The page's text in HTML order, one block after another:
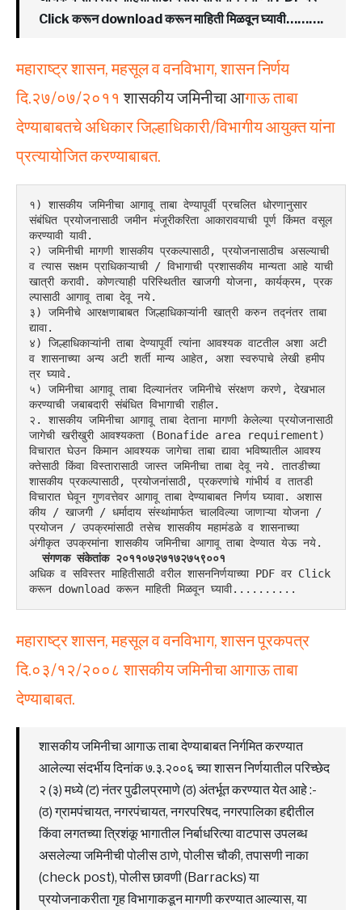
Click करून download करून माहिती मिळवून घ्यावी……….
महाराष्ट्र शासन, महसूल व वनविभाग, शासन निर्णय
दि.२७/०७/२०११ शासकीय जमिनीचा आगाऊ ताबा
देण्याबाबतचे अधिकार जिल्हाधिकारी/विभागीय आयुक्त यांना
प्रत्यायोजित करण्याबाबत.
१) शासकीय जमिनीचा आगावू ताबा देण्यापूर्वी प्रचलित धोरणानुसार
संबंधित प्रयोजनासाठी जमीन मंजूरीकरिता आकारावयाची पूर्ण किंमत वसूल
करण्यावी यावी.
२) जमिनीची मागणी शासकीय प्रकल्पासाठी, प्रयोजनासाठीच असल्याची
व त्यास सक्षम प्राधिकाऱ्याची / विभागाची प्रशासकीय मान्यता आहे याची
खात्री करावी. कोणत्याही परिस्थितीत खाजगी योजना, कार्यक्रम, प्रक
ल्पासाठी आगावू ताबा देवू नये.
३) जमिनीचे आरक्षणाबाबत जिल्हाधिकाऱ्यांनी खात्री करुन तद्नंतर ताबा
द्यावा.
४) जिल्हाधिकाऱ्यांनी ताबा देण्यापूर्वी त्यांना आवश्यक वाटतील अशा अटी
व शासनाच्या अन्य अटी शर्ती मान्य आहेत, अशा स्वरुपाचे लेखी हमीप
त्र घ्यावे.
५) जमिनीचा आगावू ताबा दिल्यानंतर जमिनीचे संरक्षण करणे, देखभाल
करण्याची जबाबदारी संबंधित विभागाची राहील.
२. शासकीय जमिनीचा आगावू ताबा देताना मागणी केलेल्या प्रयोजनासाठी
जागेची खरीखुरी आवश्यकता (Bonafide area requirement)
विचारात घेउन किमान आवश्यक जागेचा ताबा द्यावा भविष्यातील आवश्य
क्तेसाठी किंवा विस्तारासाठी जास्त जमिनीचा ताबा देवू नये. तातडीच्या
शासकीय प्रकल्पासाठी, प्रयोजनांसाठी, प्रकरणांचे गांभीर्य व तातडी
विचारात घेवून गुणवत्तेवर आगावू ताबा देण्याबाबत निर्णय घ्यावा. अशास
कीय / खाजगी / धर्मादाय संस्थांमार्फत चालविल्या जाणाऱ्या योजना /
प्रयोजन / उपक्रमांसाठी तसेच शासकीय महामंडळे व शासनाच्या
अंगीकृत उपक्रमांना शासकीय जमिनीचा आगावू ताबा देण्यात येऊ नये.
  संगणक संकेतांक २०११०७२७१७२७५९००१
अधिक व सविस्तर माहितीसाठी वरील शासननिर्णयाच्या PDF वर Click
करून download करून माहिती मिळवून घ्यावी..........
महाराष्ट्र शासन, महसूल व वनविभाग, शासन पूरकपत्र
दि.०३/१२/२००८ शासकीय जमिनीचा आगाऊ ताबा
देण्याबाबत.
शासकीय जमिनीचा आगाऊ ताबा देण्याबाबत निर्गमित करण्यात
आलेल्या संदर्भीय दिनांक ७.३.२००६ च्या शासन निर्णयातील परिच्छेद
२ (३) मध्ये (ट) नंतर पुढीलप्रमाणे (ठ) अंतर्भूत करण्यात येत आहे :-
(ठ) ग्रामपंचायत, नगरपंचायत, नगरपरिषद, नगरपालिका हद्दीतील
किंवा लगतच्या त्रिशंकू भागातील निर्बाधरित्या वाटपास उपलब्ध
असलेल्या जमिनीची पोलीस ठाणे, पोलीस चौकी, तपासणी नाका
(check post), पोलीस छावणी (Barracks) या
प्रयोजनाकरीता गृह विभागाकडून मागणी करण्यात आल्यास, या